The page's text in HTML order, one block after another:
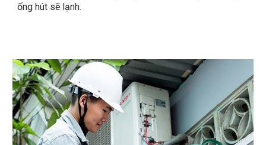
ống hút sẽ lạnh.